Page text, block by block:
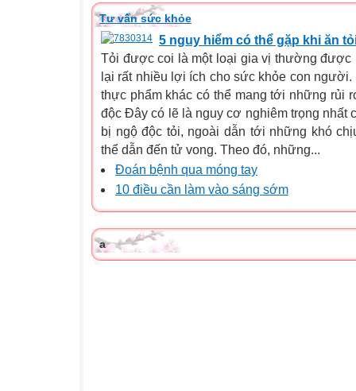
Tư vấn sức khỏe
5 nguy hiểm có thể gặp khi ăn
Tỏi được coi là một loại gia vị thường được
lại rất nhiều lợi ích cho sức khỏe con
thực phẩm khác có thể mang tới những rủi
độc Đây có lẽ là nguy cơ nghiêm trọng nhất
bị ngộ độc tỏi, ngoài dẫn tới những khó
thể dẫn đến tử vong. Theo đó, những...
Đoán bệnh qua móng tay
10 điều cần làm vào sáng sớm
a